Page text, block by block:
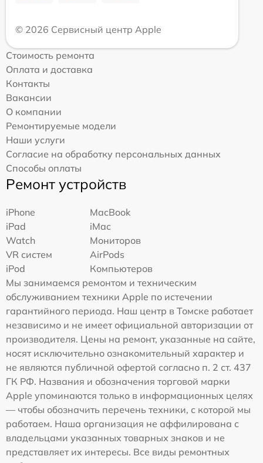
© 2026 Сервисный центр Apple
Стоимость ремонта
Оплата и доставка
Контакты
Вакансии
О компании
Ремонтируемые модели
Наши услуги
Согласие на обработку персональных данных
Способы оплаты
Ремонт устройств
iPhone
MacBook
iPad
iMac
Watch
Мониторов
VR систем
AirPods
iPod
Компьютеров
Мы занимаемся ремонтом и техническим
обслуживанием техники Apple по истечении
гарантийного периода. Наш центр в Томске работает
независимо и не имеет официальной авторизации от
производителя. Цены на ремонт, указанные на сайте,
носят исключительно ознакомительный характер и
не являются публичной офертой согласно п. 2 ст. 437
ГК РФ. Названия и обозначения торговой марки
Apple упоминаются только в информационных целях
— чтобы обозначить перечень техники, с которой мы
работаем. Наша организация не аффилирована с
владельцами указанных товарных знаков и не
представляет их интересы. Все виды ремонтных